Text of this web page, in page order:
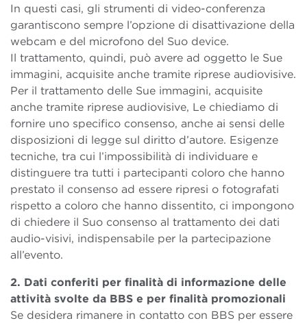
In questi casi, gli strumenti di video-conferenza
garantiscono sempre l’opzione di disattivazione della
webcam e del microfono del Suo device.
Il trattamento, quindi, può avere ad oggetto le Sue
immagini, acquisite anche tramite riprese audiovisive.
Per il trattamento delle Sue immagini, acquisite
anche tramite riprese audiovisive, Le chiediamo di
fornire uno specifico consenso, anche ai sensi delle
disposizioni di legge sul diritto d’autore. Esigenze
tecniche, tra cui l’impossibilità di individuare e
distinguere tra tutti i partecipanti coloro che hanno
prestato il consenso ad essere ripresi o fotografati
rispetto a coloro che hanno dissentito, ci impongono
di chiedere il Suo consenso al trattamento dei dati
audio-visivi, indispensabile per la partecipazione
all’evento.
2. Dati conferiti per finalità di informazione delle
attività svolte da BBS e per finalità promozionali
Se desidera rimanere in contatto con BBS per essere